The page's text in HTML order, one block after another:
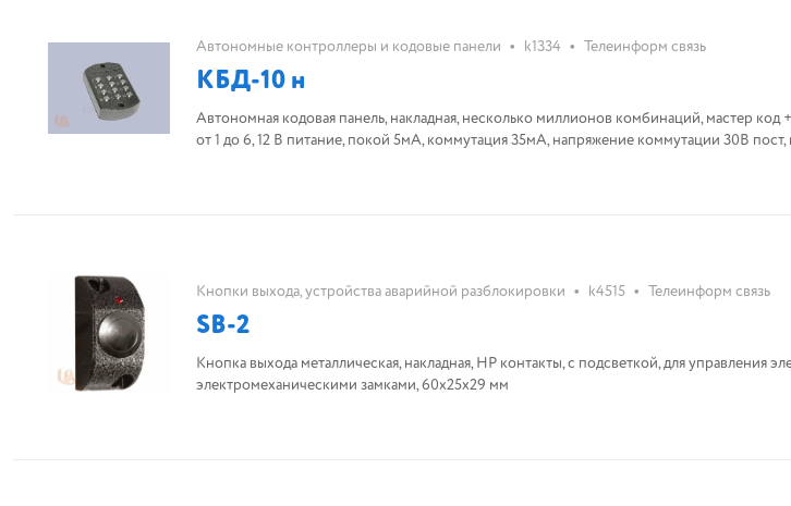
Автономные контроллеры и кодовые панели • k1334 • Телеинформ связь
КБД-10 н
Автономная кодовая панель, накладная, несколько миллионов комбинаций, мастер код
от 1 до 6, 12 В питание, покой 5мА, коммутация 35мА, напряжение коммутации 30В
Кнопки выхода, устройства аварийной разблокировки • k4515 • Телеинформ связь
SB-2
Кнопка выхода металлическая, накладная, НР контакты, с подсветкой, для управления
электромеханическими замками, 60х25х29 мм